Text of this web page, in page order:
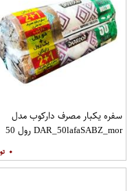
سفره یکبار مصرف دارکوب مدل
DAR_50lafaSABZ_mor رول 50
۰